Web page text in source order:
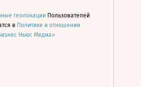
геолокации Пользователей
в Политике в отношении
Ньюс Медиа»